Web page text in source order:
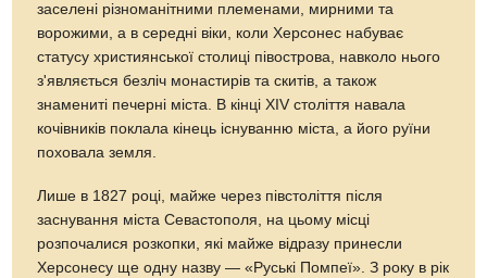
заселені різноманітними племенами, мирними та
ворожими, а в середні віки, коли Херсонес набуває
статусу християнської столиці півострова, навколо нього
з'являється безліч монастирів та скитів, а також
знамениті печерні міста. В кінці XIV століття навала
кочівників поклала кінець існуванню міста, а його руїни
поховала земля.
Лише в 1827 році, майже через півстоліття після
заснування міста Севастополя, на цьому місці
розпочалися розкопки, які майже відразу принесли
Херсонесу ще одну назву — «Руські Помпеї». З року в рік